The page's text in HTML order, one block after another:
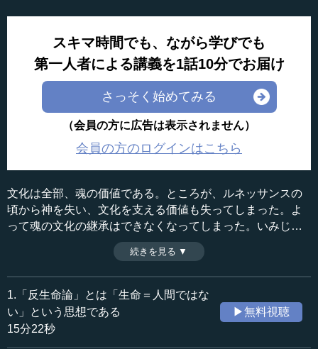
スキマ時間でも、ながら学びでも
第一人者による講義を1話10分でお届け
さっそく始めてみる
（会員の方に広告は表示されません）
会員の方のログインはこちら
文化は全部、魂の価値である。ところが、ルネッサンスの
頃から神を失い、文化を支える価値も失ってしまった。よ
って魂の文化の継承はできなくなってしまった。いみじく
も、この神の喪失をロシアの哲学者ニコライ・ベルジャー
エフは「人間は翼を失ったのだ」と言った。神がいた時
代、魂が翼を持っていたため人間は飛ぶことができたが、
神がいなくなったので、我々はただの肉体になったという
ことである。人間にとって最も大切なものは、肉体ではな
い。肉体を乗り越えた魂に、最大の価値があるということ
収録日：2024年5月16日
追加日：2024年9月6日
カテゴリー：
哲学・思想
続きを見る ▼
1.「反生命論」とは「生命＝人間ではな
い」という思想である
15分22秒
▶無料視聴